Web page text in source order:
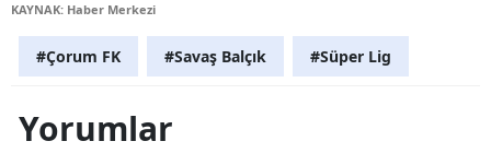
KAYNAK: Haber Merkezi
#Çorum FK #Savaş Balçık #Süper Lig
Yorumlar